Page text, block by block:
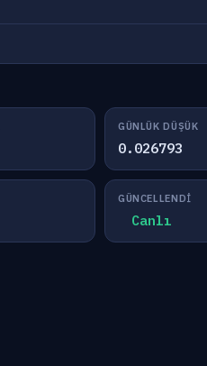
GÜNLÜK DÜŞÜK
0.026793
GÜNCELLENDI
Canlı